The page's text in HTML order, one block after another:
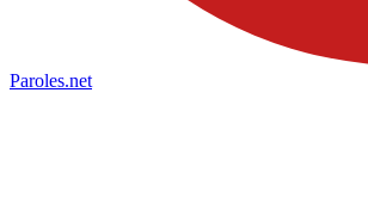
Paroles.net